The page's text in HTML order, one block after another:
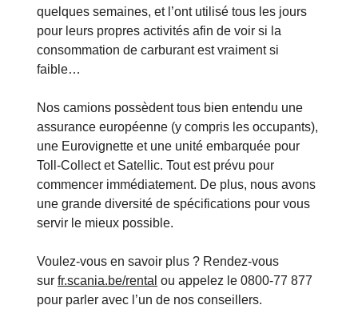
quelques semaines, et l’ont utilisé tous les jours
pour leurs propres activités afin de voir si la
consommation de carburant est vraiment si
faible…
Nos camions possèdent tous bien entendu une
assurance européenne (y compris les occupants),
une Eurovignette et une unité embarquée pour
Toll-Collect et Satellic. Tout est prévu pour
commencer immédiatement. De plus, nous avons
une grande diversité de spécifications pour vous
servir le mieux possible.
Voulez-vous en savoir plus ? Rendez-vous
sur fr.scania.be/rental ou appelez le 0800-77 877
pour parler avec l’un de nos conseillers.